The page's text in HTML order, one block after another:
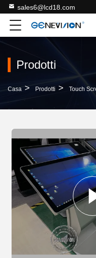
sales6@lcd18.com
Prodotti
Casa > Prodotti > Touch